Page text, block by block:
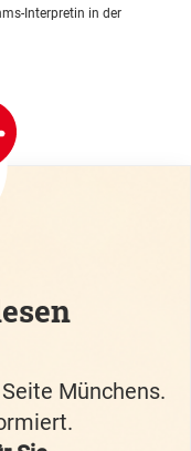
Interpretin in der
Münchens.